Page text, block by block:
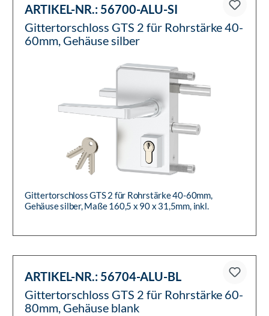
ARTIKEL-NR.: 56700-ALU-SI
Gittertorschloss GTS 2 für Rohrstärke 40-
60mm, Gehäuse silber
Gittertorschloss GTS 2 für Rohrstärke 40-60mm,
Gehäuse silber, Maße 160,5 x 90 x 31,5mm, inkl.
ARTIKEL-NR.: 56704-ALU-BL
Gittertorschloss GTS 2 für Rohrstärke 60-
80mm, Gehäuse blank